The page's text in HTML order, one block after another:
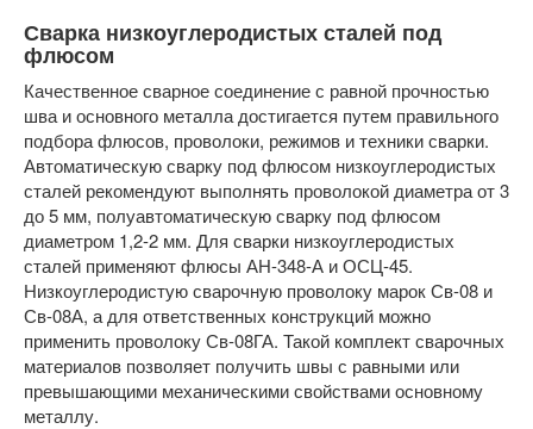
Сварка низкоуглеродистых сталей под
флюсом
Качественное сварное соединение с равной прочностью
шва и основного металла достигается путем правильного
подбора флюсов, проволоки, режимов и техники сварки.
Автоматическую сварку под флюсом низкоуглеродистых
сталей рекомендуют выполнять проволокой диаметра от 3
до 5 мм, полуавтоматическую сварку под флюсом
диаметром 1,2-2 мм. Для сварки низкоуглеродистых
сталей применяют флюсы АН-348-А и ОСЦ-45.
Низкоуглеродистую сварочную проволоку марок Св-08 и
Св-08А, а для ответственных конструкций можно
применить проволоку Св-08ГА. Такой комплект сварочных
материалов позволяет получить швы с равными или
превышающими механическими свойствами основному
металлу.